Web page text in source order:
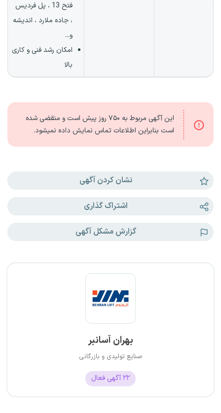
فتح 13 ، پل فردیس
، جاده ملارد ، اندیشه
و...
امکان رشد فنی و کاری
بالا
این آگهی مربوط به ۷۵۰ روز
پیش است و منقضی شده
است بنابراین اطلاعات تماس نمایش داده نمیشود.
نشان کردن آگهی
اشتراک گذاری
گزارش مشکل آگهی
بهران آسانبر
صنایع تولیدی و بازرگانی
۲۲ آگهی فعال